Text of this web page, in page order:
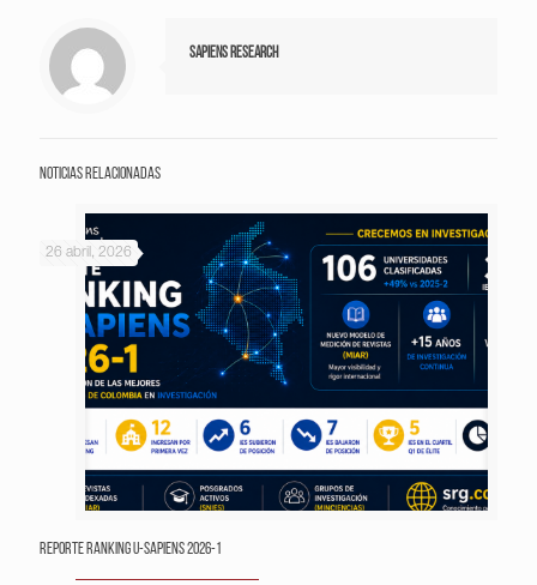
Sapiens Research
Noticias relacionadas
26 abril, 2026
Reporte Ranking U-Sapiens 2026-1